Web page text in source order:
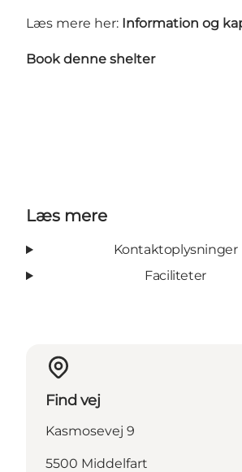
Læs mere her: Information og
Book denne shelter
Læs mere
Kontaktoplysninger
Faciliteter
Find vej
Kasmosevej 9
5500 Middelfart